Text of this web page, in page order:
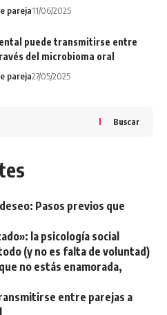
pareja11/06/2025
puede transmitirse entre
del microbioma oral
pareja27/05/2025
Buscar
Pasos previos que
la psicología social
(y no es falta de voluntad)
no estás enamorada,
entre parejas a